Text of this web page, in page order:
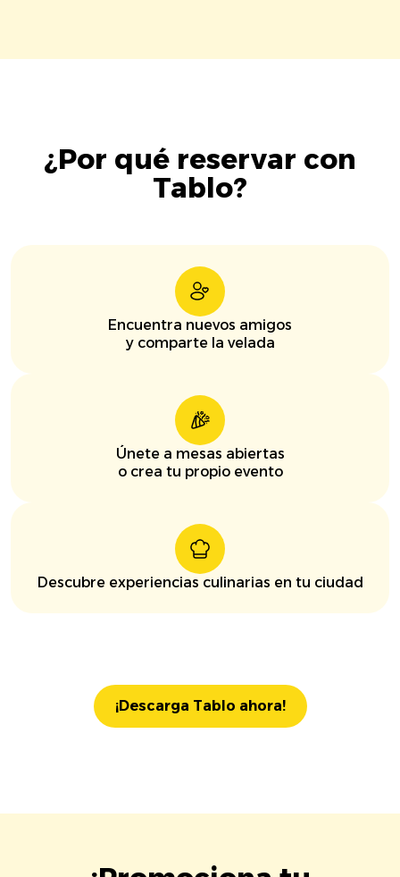
¿Por qué reservar con
Tablo?
Encuentra nuevos amigos
y comparte la velada
Únete a mesas abiertas
o crea tu propio evento
Descubre experiencias culinarias en tu ciudad
¡Descarga Tablo ahora!